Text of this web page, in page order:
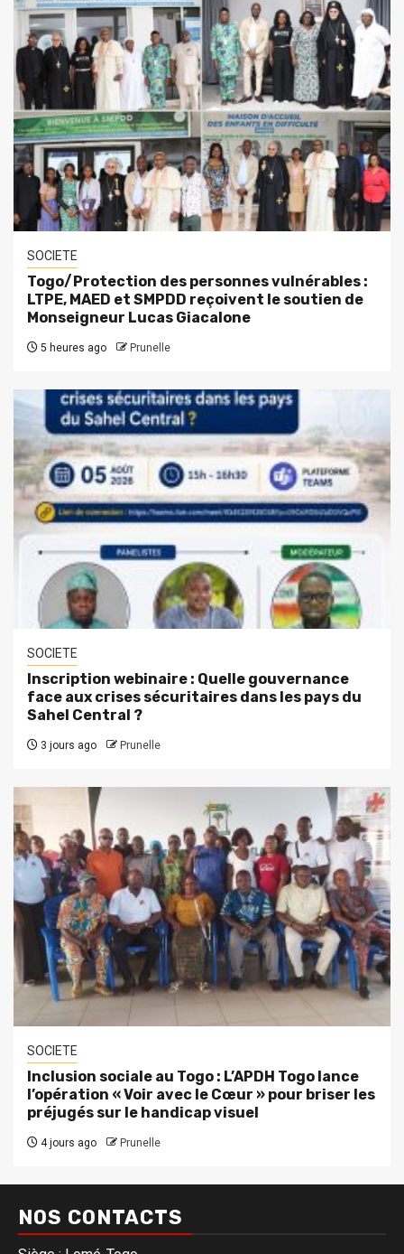
SOCIETE
Togo/Protection des personnes vulnérables :
LTPE, MAED et SMPDD reçoivent le soutien de
Monseigneur Lucas Giacalone
5 heures ago Prunelle
SOCIETE
Inscription webinaire : Quelle gouvernance
face aux crises sécuritaires dans les pays du
Sahel Central ?
3 jours ago Prunelle
SOCIETE
Inclusion sociale au Togo : L’APDH Togo lance
l’opération « Voir avec le Cœur » pour briser les
préjugés sur le handicap visuel
4 jours ago Prunelle
NOS CONTACTS